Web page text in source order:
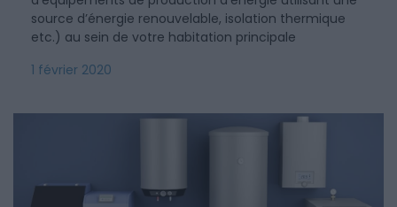
source d’énergie renouvelable, isolation thermique
etc.) au sein de votre habitation principale
1 février 2020